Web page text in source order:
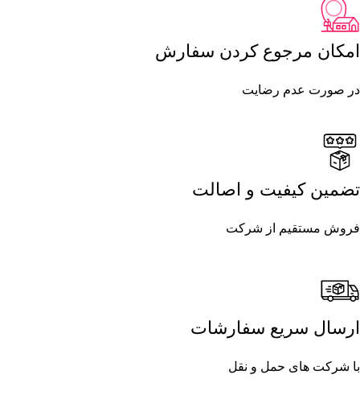
امکان مرجوع کردن سفارش
در صورت عدم رضایت
تضمین کیفیت و اصالت
فروش مستقیم از شرکت
ارسال سریع سفارشات
با شرکت های حمل و نقل